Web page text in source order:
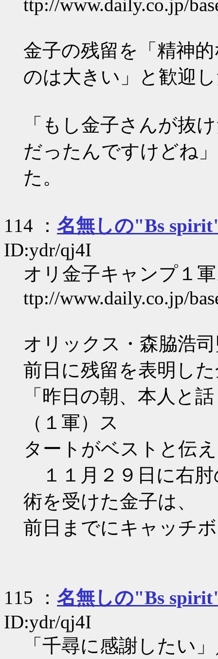
ttp://www.daily.co.jp/
金子の残留を「精神
のは大きい」と歓迎
「もし金子さんが抜
だったんですけどね
た。
114 ： 名無しの"Bs
ID:ydr/qj4I
オリ金子キャンプ１
ttp://www.daily.co.jp/
オリックス・森脇浩
前日に残留を表明し
「昨日の朝、本人と
（１軍）ス
タートがベストと伝
１１月２９日に右肘
術を受けた金子は、
前日までにキャッチ
115 ： 名無しの"Bs
ID:ydr/qj4I
「千尋に感謝したい